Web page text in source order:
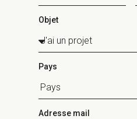
Objet
Pays
Adresse mail